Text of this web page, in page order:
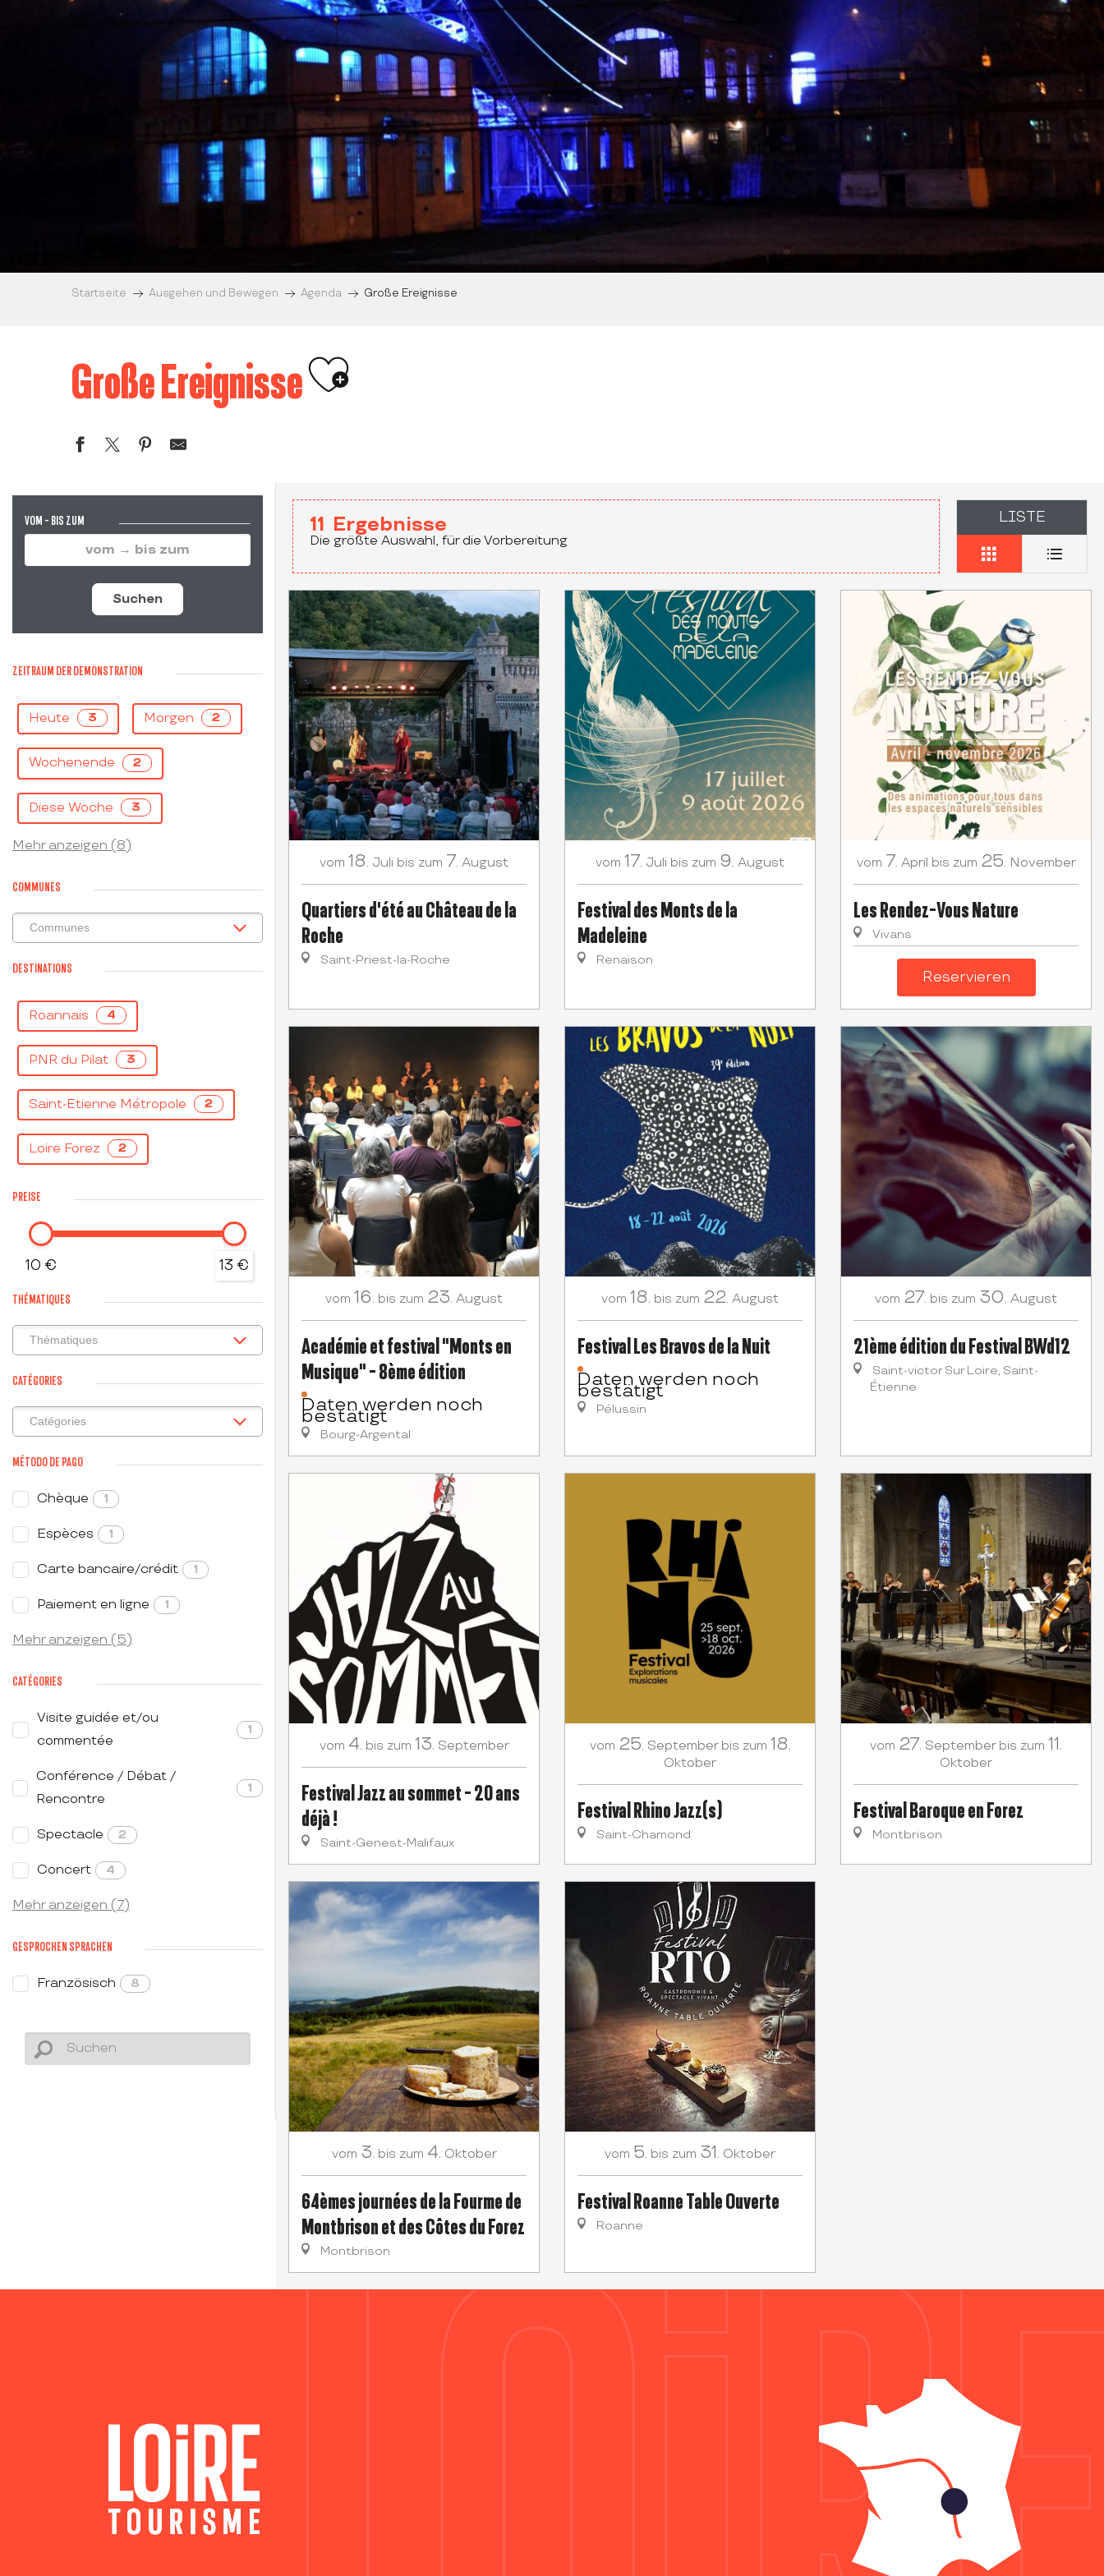
Startseite Ausgehen und Bewegen Agenda Große Ereignisse
Große EreignisseAjouter aux favoris
VOM - BIS ZUM
Suchen
ZEITRAUM DER DEMONSTRATION
Heute 3 Morgen 2
Wochenende 2
Diese Woche 3
Mehr anzeigen (8)
COMMUNES
DESTINATIONS
Roannais 4
PNR du Pilat 3
Saint-Etienne Métropole 2
Loire Forez 2
PREISE
10 € 13 €
THÉMATIQUES
CATÉGORIES
MÉTODO DE PAGO
Chèque 1
Espèces 1
Carte bancaire/crédit 1
Paiement en ligne 1
Mehr anzeigen (5)
CATÉGORIES
Visite guidée et/ou
commentée
1
Conférence / Débat /
Rencontre
1
Spectacle 2
Concert 4
Mehr anzeigen (7)
GESPROCHEN SPRACHEN
Französisch 8
11 Ergebnisse
Die größte Auswahl, für die Vorbereitung
LISTE
vom 18. Juli bis zum 7. August
Quartiers d'été au Château de la
Roche
Saint-Priest-la-Roche
vom 17. Juli bis zum 9. August
Festival des Monts de la
Madeleine
Renaison
vom 7. April bis zum 25. November
Les Rendez-Vous Nature
Vivans
Reservieren
vom 16. bis zum 23. August
Académie et festival "Monts en
Musique" - 8ème édition
Daten werden noch
bestätigt
Bourg-Argental
vom 18. bis zum 22. August
Festival Les Bravos de la Nuit
Daten werden noch
bestätigt
Pélussin
vom 27. bis zum 30. August
21ème édition du Festival BWd12
Saint-victor Sur Loire, Saint-
Étienne
vom 4. bis zum 13. September
Festival Jazz au sommet - 20 ans
déjà !
Saint-Genest-Malifaux
vom 25. September bis zum 18.
Oktober
Festival Rhino Jazz(s)
Saint-Chamond
vom 27. September bis zum 11.
Oktober
Festival Baroque en Forez
Montbrison
vom 3. bis zum 4. Oktober
64èmes journées de la Fourme de
Montbrison et des Côtes du Forez
Montbrison
vom 5. bis zum 31. Oktober
Festival Roanne Table Ouverte
Roanne